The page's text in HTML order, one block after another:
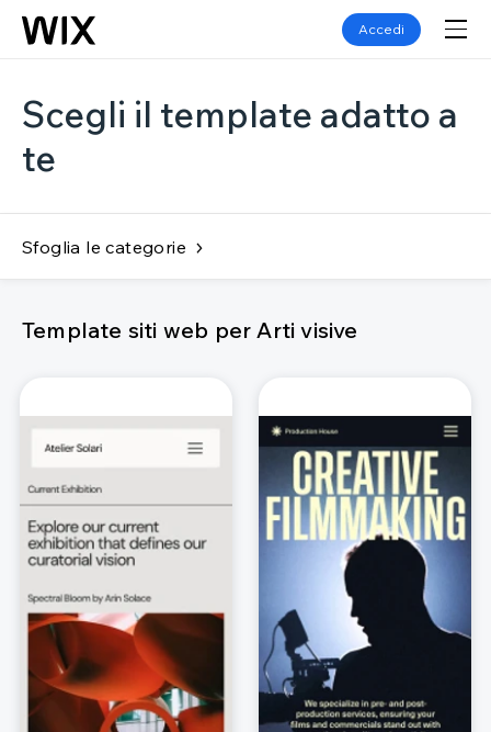
Accedi
Scegli il template adatto a
te
Sfoglia le categorie
Template siti web per Arti visive